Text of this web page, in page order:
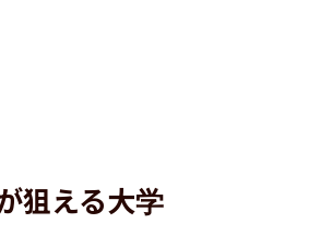
狙える大学